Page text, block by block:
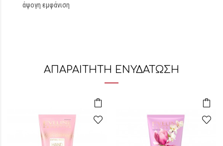
άψογη εμφάνιση
ΑΠΑΡΑΙΤΗΤΗ ΕΝΥΔΑΤΩΣΗ